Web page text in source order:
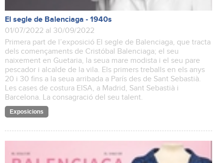
El segle de Balenciaga - 1940s
01/07/2022 al 30/09/2022
Primera part de l’exposició El segle de Balenciaga, que tracta
dels començaments de Cristóbal Balenciaga; el seu
naixement en Guetaria, la seua mare modista i el seu pare
pescador i alcalde de la vila. Els primers treballs en els anys
20 i 30 fins a la seua arribada a París des de Sant Sebastià.
Les cases de costura EISA, a Madrid, Sant Sebastià i
Barcelona. La consagració del seu talent.
Exposicions